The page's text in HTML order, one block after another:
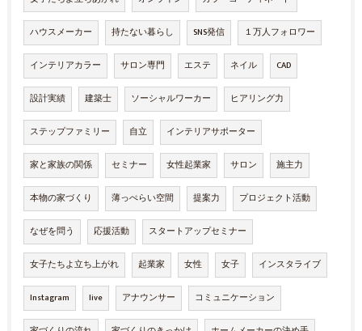
ハウスメーカー 持たない暮らし SNS発信 １万人フォロワー
インテリアカラー サロン専門 エステ ネイル CAD
設計実績 建築士 ソーシャルワーカー ヒアリング力
ステップファミリー 自立 インテリアサポーター
家と家族の関係 セミナー 女性起業家 サロン 施主力
本物の家づくり 薄っぺらい空間 提案力 プロジェクト活動
なぜを問う 応援活動 スタートアップセミナー
女子たちよ立ち上がれ 起業家 女性 女子 インスタライブ
Instagram live アナウンサー コミュニケーション